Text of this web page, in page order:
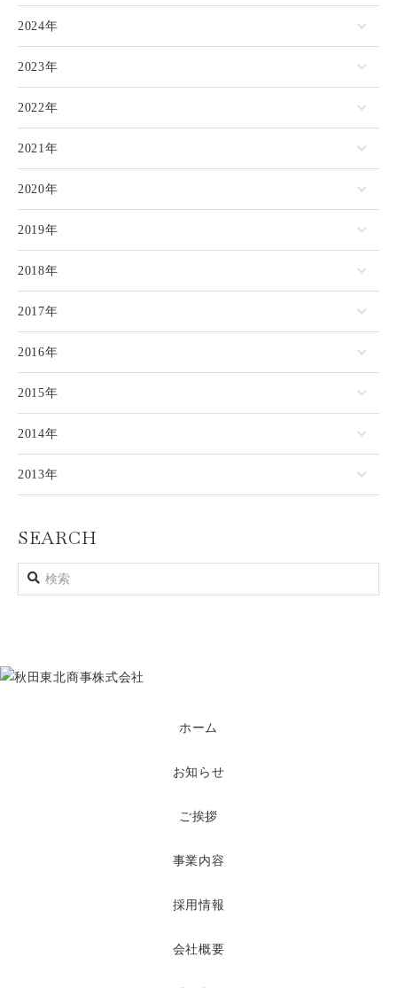
2024年
2023年
2022年
2021年
2020年
2019年
2018年
2017年
2016年
2015年
2014年
2013年
SEARCH
ホーム
お知らせ
ご挨拶
事業内容
採用情報
会社概要